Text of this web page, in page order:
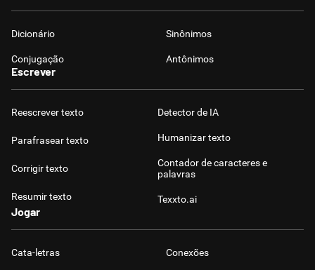
Dicionário Sinônimos
Conjugação Antônimos
Escrever
Reescrever texto
Parafrasear texto
Corrigir texto
Resumir texto
Detector de IA
Humanizar texto
Contador de caracteres e
palavras
Texxto.ai
Jogar
Cata-letras Conexões